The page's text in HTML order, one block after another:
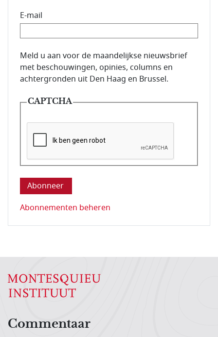
E-mail
E-mailadres van de abonnee.
Meld u aan voor de maandelijkse nieuwsbrief
met beschouwingen, opinies, columns en
achtergronden uit Den Haag en Brussel.
CAPTCHA
Deze vraag is om te controleren dat u een mens
Abonnementen beheren
Hoofdnavigatiemenu
Commentaar